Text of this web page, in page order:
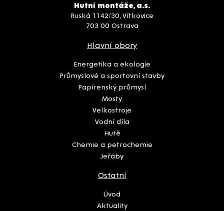
Hutní montáže, a.s.
Ruská 1142/30, Vítkovice
703 00 Ostrava
Hlavní obory
Energetika a ekologie
Průmyslové a sportovní stavby
Papírenský průmysl
Mosty
Velkostroje
Vodní díla
Hutě
Chemie a petrochemie
Jeřáby
Ostatní
Úvod
Aktuality